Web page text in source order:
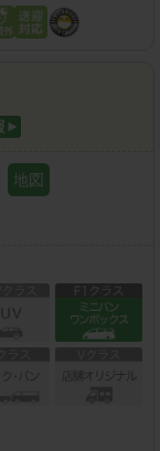
地図